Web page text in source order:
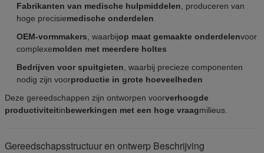
Fabrikanten van medische hulpmiddelen , produceren van
hoge precisiemedische onderdelen
OEM-vormmakers , waarbijop maat gemaakte onderdelenvoor
complexemolden met meerdere holtes
Bedrijven voor spuitgieten , waarbij precieze componenten
nodig zijn voorproductie in grote hoeveelheden
Deze gereedschappen zijn ontworpen voorverhoogde
productiviteitinbewerkingen met een hoge vraagmilieus.
Gereedschapsstructuur en ontwerp Beschrijving